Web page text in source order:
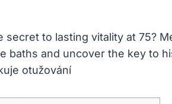
secret to lasting vitality at 75?
baths and uncover the key to